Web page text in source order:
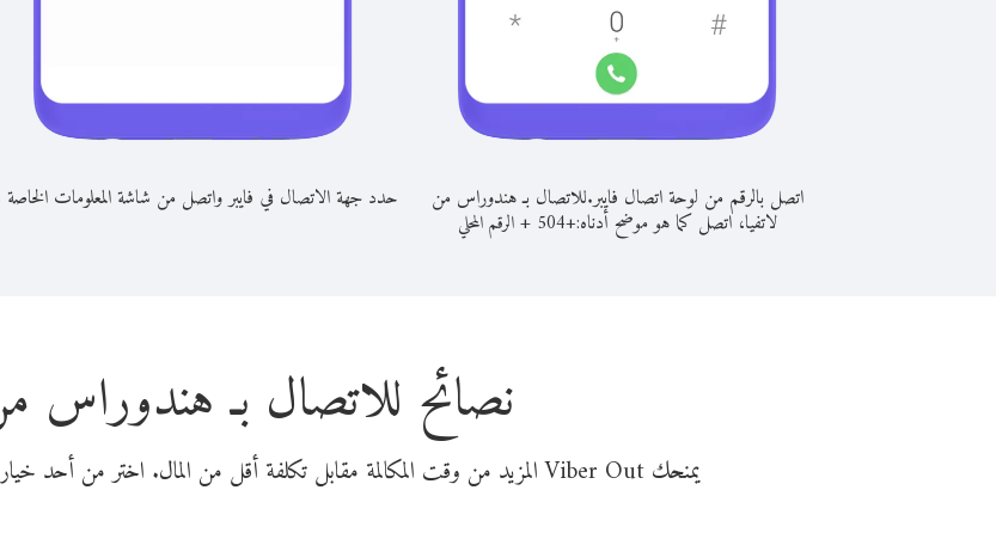
اتصل بالرقم من لوحة اتصال فايبر.للاتصال بـ هندوراس من
لاتفيا، اتصل كما هو موضح أدناه:+
504
+الرقم المحلي
حدد جهة الاتصال في فايبر واتصل من شاشة المعلومات الخاصة
نصائح للاتصال بـ هندوراس
يمنحك Viber Out المزيد من وقت المكالمة مقابل تكلفة أقل من المال. اختر من أحد خيارات الاتصال المرنة ذات السعر المنخفض: